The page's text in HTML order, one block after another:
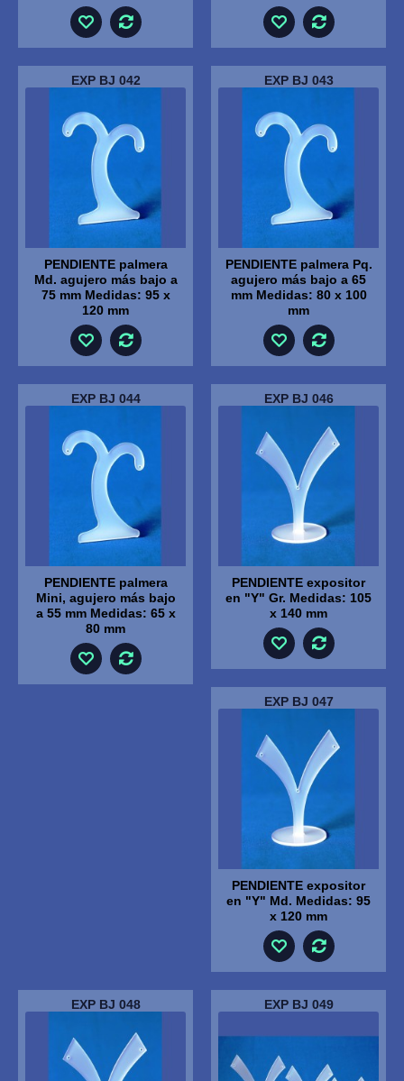
EXP BJ 042
PENDIENTE palmera
Md. agujero más bajo a
75 mm Medidas: 95 x
120 mm
EXP BJ 043
PENDIENTE palmera Pq.
agujero más bajo a 65
mm Medidas: 80 x 100
mm
EXP BJ 044
PENDIENTE palmera
Mini, agujero más bajo
a 55 mm Medidas: 65 x
80 mm
EXP BJ 046
PENDIENTE expositor
en "Y" Gr. Medidas: 105
x 140 mm
EXP BJ 047
PENDIENTE expositor
en "Y" Md. Medidas: 95
x 120 mm
EXP BJ 048 EXP BJ 049